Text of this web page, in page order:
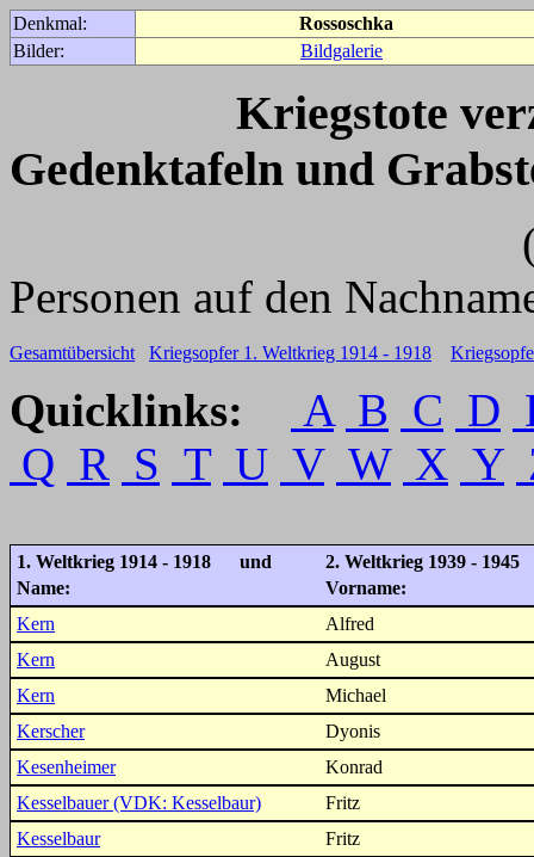
Denkmal:
Rossoschka
Bilder:
Bildgalerie
Kriegstote
Gedenktafeln und
(Für weitere
Personen auf den
Gesamtübersicht Kriegsopfer 1. Weltkrieg 1914 - 1918
Quicklinks: A B C D
Q R S T U V W X Y
1. Weltkrieg 1914 - 1918 und
2. Weltkrieg 1939 - 1945
Name:
Vorname:
Kern
Alfred
Kern
August
Kern
Michael
Kerscher
Dyonis
Kesenheimer
Konrad
Kesselbauer (VDK: Kesselbaur)
Fritz
Kesselbaur
Fritz